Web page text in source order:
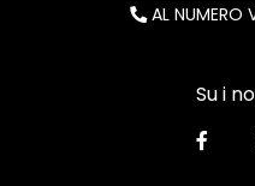
AL NUMERO
Su i